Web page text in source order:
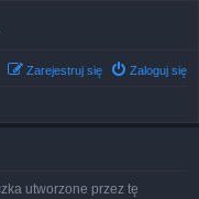
Zaloguj się
Zarejestruj się
utworzone przez tę